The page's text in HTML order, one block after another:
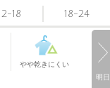
明日
18 18-24
やや乾きにくい